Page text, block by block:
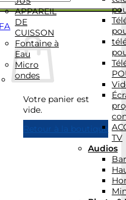
Votre panier est
vide.
Retour à la boutique
APPAREIL
DE
CUISSON
Fontaine à
Eau
Micro
ondes
TV
Audios